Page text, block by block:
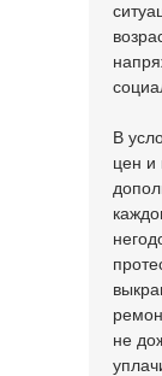
В
цен и
не